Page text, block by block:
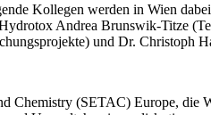
Kollegen werden in Wien
Andrea Brunswik-Titze
und Dr. Christoph
(SETAC) Europe, die